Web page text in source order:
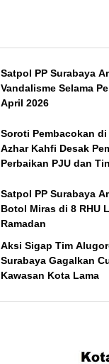
Satpol PP Surabaya
Vandalisme Selama
April 2026
Soroti Pembacokan
Azhar Kahfi Desak
Perbaikan PJU dan
Satpol PP Surabaya
Botol Miras di 8 RHU
Ramadan
Aksi Sigap Tim
Surabaya Gagalkan
Kawasan Kota Lama